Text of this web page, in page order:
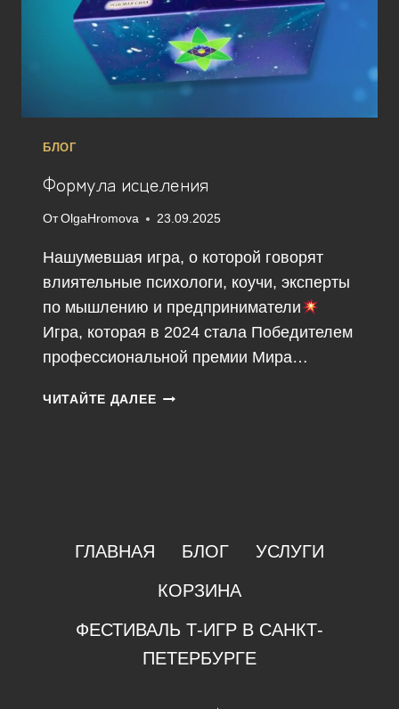
БЛОГ
Формула исцеления
ОтOlgaHromova 23.09.2025
Нашумевшая игра, о которой говорят
влиятельные психологи, коучи, эксперты
по мышлению и предприниматели
Игра, которая в 2024 стала Победителем
профессиональной премии Мира…
ЧИТАЙТЕ ДАЛЕЕФОРМУЛА
ГЛАВНАЯ БЛОГ
УСЛУГИ
КОРЗИНА
ФЕСТИВАЛЬ Т-ИГР В САНКТ-
ПЕТЕРБУРГЕ